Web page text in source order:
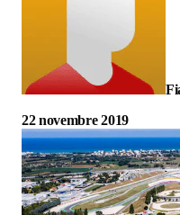
22 novembre 2019